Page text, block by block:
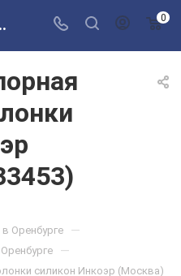
магазинах Сантехторг 0
Оренбурге —
—
силикон Инкоэр (Москва)